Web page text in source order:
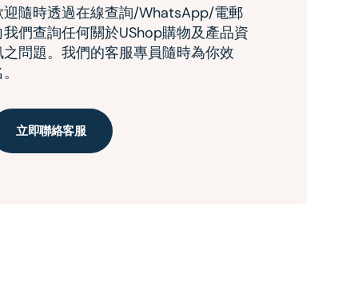
迎隨時透過在線查詢/WhatsApp/電郵
我們查詢任何關於UShop購物及產品資
之問題。我們的客服專員隨時為你效
立即聯絡客服